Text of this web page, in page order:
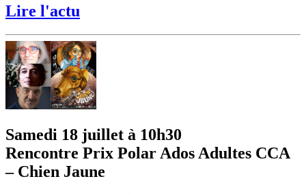
Lire l'actu
Samedi 18 juillet à 10h30
Rencontre Prix Polar Ados Adultes CCA
– Chien Jaune